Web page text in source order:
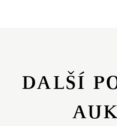
DALŠÍ